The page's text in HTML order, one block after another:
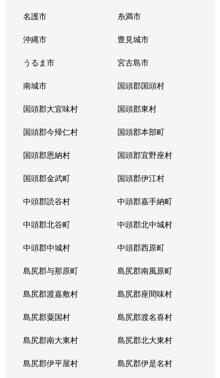
名護市 糸満市
沖縄市 豊見城市
うるま市 宮古島市
南城市 国頭郡国頭村
国頭郡大宜味村 国頭郡東村
国頭郡今帰仁村 国頭郡本部町
国頭郡恩納村 国頭郡宜野座村
国頭郡金武町 国頭郡伊江村
中頭郡読谷村 中頭郡嘉手納町
中頭郡北谷町 中頭郡北中城村
中頭郡中城村 中頭郡西原町
島尻郡与那原町 島尻郡南風原町
島尻郡渡嘉敷村 島尻郡座間味村
島尻郡粟国村 島尻郡渡名喜村
島尻郡南大東村 島尻郡北大東村
島尻郡伊平屋村 島尻郡伊是名村